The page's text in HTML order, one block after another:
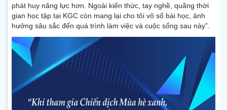
phát huy năng lực hơn. Ngoài kiến thức, tay nghề, quãng thời
gian học tập tại KGC còn mang lại cho tôi vô số bài học, ảnh
hưởng sâu sắc đến quá trình làm việc và cuộc sống sau này”.